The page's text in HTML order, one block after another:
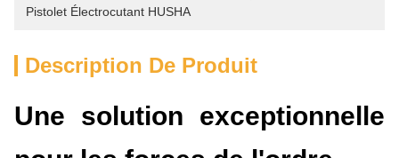
Pistolet Électrocutant HUSHA
Description De Produit
Une solution exceptionnelle